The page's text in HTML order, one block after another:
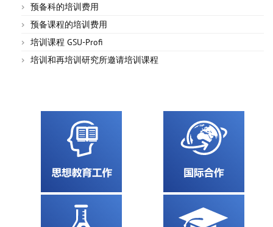
预备科的培训费用
预备课程的培训费用
培训课程 GSU-Profi
培训和再培训研究所邀请培训课程